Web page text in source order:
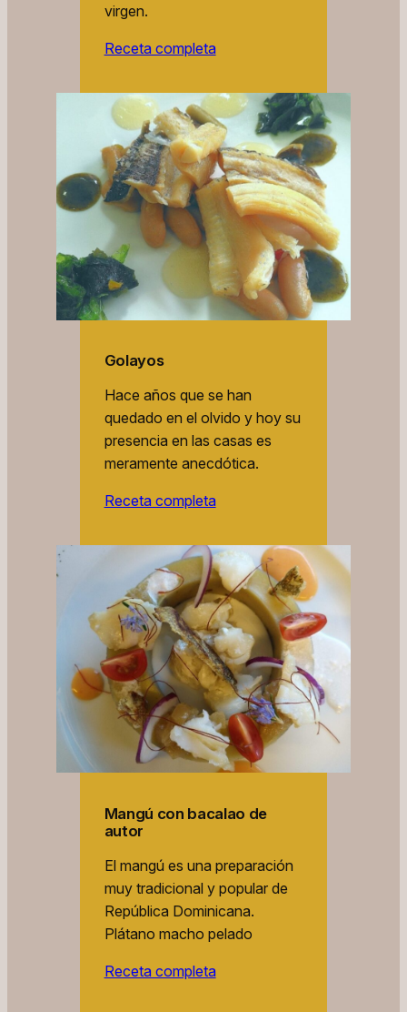
virgen.
Receta completa
Golayos
Hace años que se han
quedado en el olvido y hoy su
presencia en las casas es
meramente anecdótica.
Receta completa
Mangú con bacalao de
autor
El mangú es una preparación
muy tradicional y popular de
República Dominicana.
Plátano macho pelado
Receta completa